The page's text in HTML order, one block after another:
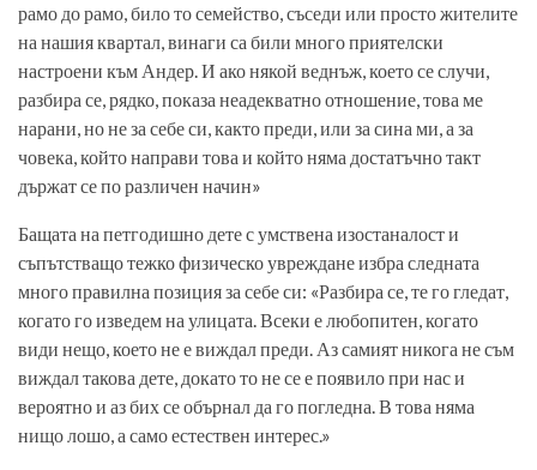
рамо до рамо, било то семейство, съседи или просто жителите
на нашия квартал, винаги са били много приятелски
настроени към Андер. И ако някой веднъж, което се случи,
разбира се, рядко, показа неадекватно отношение, това ме
нарани, но не за себе си, както преди, или за сина ми, а за
човека, който направи това и който няма достатъчно такт
държат се по различен начин»
Бащата на петгодишно дете с умствена изостаналост и
съпътстващо тежко физическо увреждане избра следната
много правилна позиция за себе си: «Разбира се, те го гледат,
когато го изведем на улицата. Всеки е любопитен, когато
види нещо, което не е виждал преди. Аз самият никога не съм
виждал такова дете, докато то не се е появило при нас и
вероятно и аз бих се обърнал да го погледна. В това няма
нищо лошо, а само естествен интерес.»